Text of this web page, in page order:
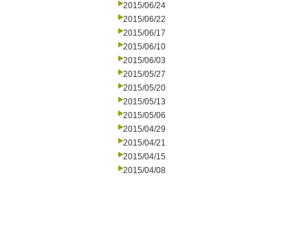
2015/06/24
2015/06/22
2015/06/17
2015/06/10
2015/06/03
2015/05/27
2015/05/20
2015/05/13
2015/05/06
2015/04/29
2015/04/21
2015/04/15
2015/04/08